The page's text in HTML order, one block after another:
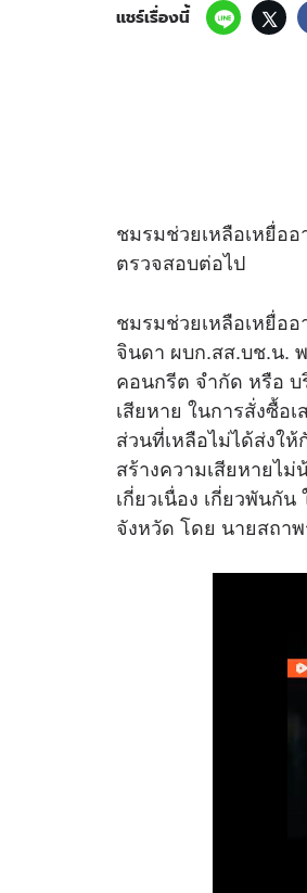
แชร์เรื่องนี้
ชมรมช่วยเหลือเหยื่อ
ตรวจสอบต่อไป
ชมรมช่วยเหลือเหยื่อ
จินดา ผบก.สส.บช.น.
คอนกรีต จำกัด หรือ
เสียหาย ในการสั่งซื้อเ
ส่วนที่เหลือไม่ได้ส่งใ
สร้างความเสียหายไ
เกี่ยวเนื่อง เกี่ยวพันกั
จังหวัด โดย นายสถา